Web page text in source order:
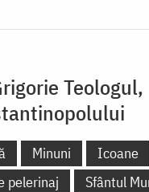
Teologul,
Minuni
Icoane
pelerinaj
Sfântul